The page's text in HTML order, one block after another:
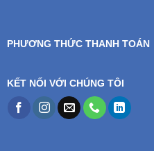
PHƯƠNG THỨC THANH TOÁN
KẾT NỐI VỚI CHÚNG TÔI